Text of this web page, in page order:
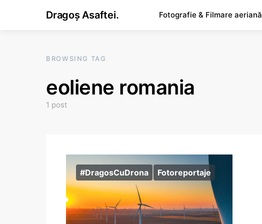
Dragoș Asaftei. Fotografie & Filmare aeriană
BROWSING TAG
eoliene romania
1 post
#DragosCuDrona Fotoreportaje